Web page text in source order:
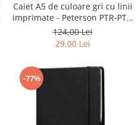
Caiet A5 de culoare gri cu linii
imprimate - Peterson PTR-PTN
NOT-6-LN-Q2-8754
124,00 Lei
29,00 Lei
-77%